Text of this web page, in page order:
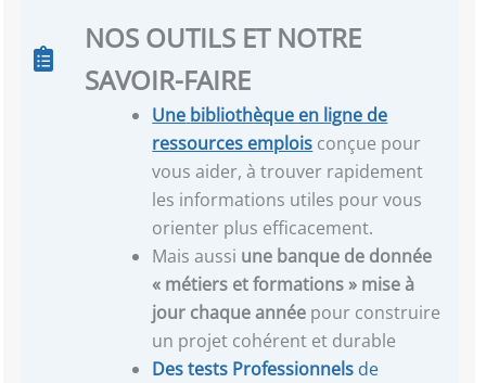
NOS OUTILS ET NOTRE
SAVOIR-FAIRE
Une bibliothèque en ligne de
ressources emplois conçue pour
vous aider, à trouver rapidement
les informations utiles pour vous
orienter plus efficacement.
Mais aussi une banque de donnée
« métiers et formations » mise à
jour chaque année pour construire
un projet cohérent et durable
Des tests Professionnels de